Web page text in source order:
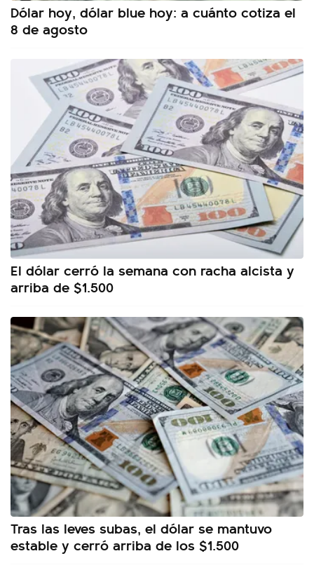
Dólar hoy, dólar blue hoy: a cuánto cotiza el
8 de agosto
El dólar cerró la semana con racha alcista y
arriba de $1.500
Tras las leves subas, el dólar se mantuvo
estable y cerró arriba de los $1.500